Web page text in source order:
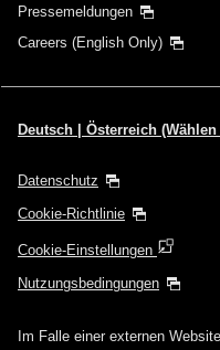
Pressemeldungen
Careers (English Only)
Deutsch | Österreich
Datenschutz
Cookie-Richtlinie
Cookie-Einstellungen
Nutzungsbedingungen
Im Falle einer externen